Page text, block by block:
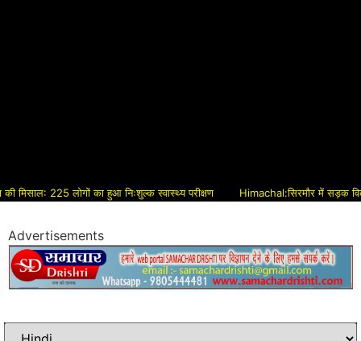
225 लोगों का हुआ निःशुल्क स्वास्थ्य परीक्षण Himachal:सिरमौर में सड़क विकास को
Advertisements